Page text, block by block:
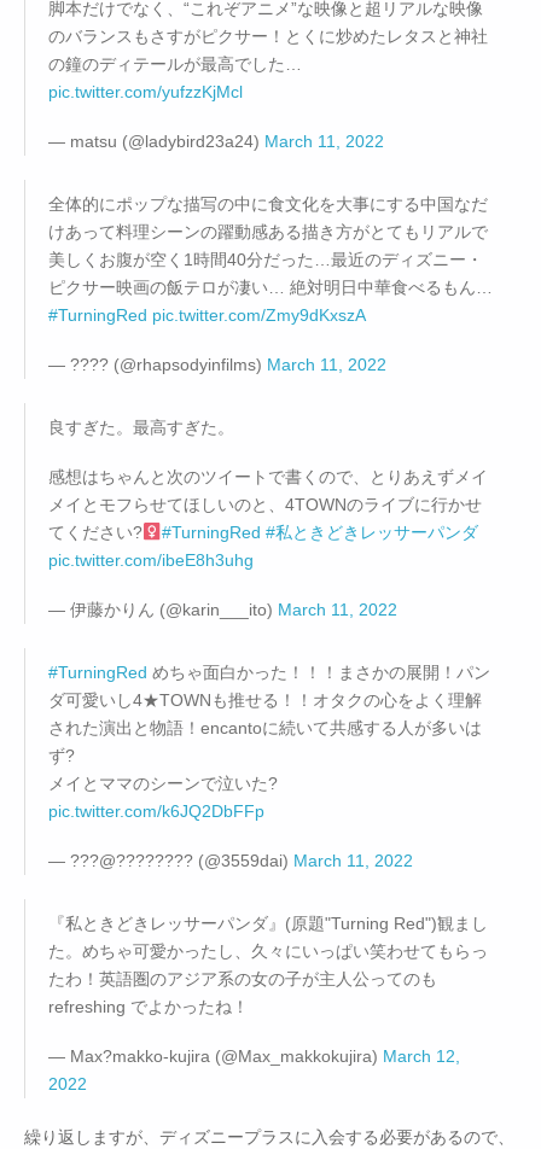
脚本だけでなく、“これぞアニメ”な映像と超リアルな映像
のバランスもさすがピクサー！とくに炒めたレタスと神社
の鐘のディテールが最高でした…
pic.twitter.com/yufzzKjMcl
— matsu (@ladybird23a24) March 11, 2022
全体的にポップな描写の中に食文化を大事にする中国なだ
けあって料理シーンの躍動感ある描き方がとてもリアルで
美しくお腹が空く1時間40分だった…最近のディズニー・
ピクサー映画の飯テロが凄い… 絶対明日中華食べるもん…
#TurningRed pic.twitter.com/Zmy9dKxszA
— ???? (@rhapsodyinfilms) March 11, 2022
良すぎた。最高すぎた。
感想はちゃんと次のツイートで書くので、とりあえずメイ
メイとモフらせてほしいのと、4TOWNのライブに行かせ
てください?‍
#TurningRed #私ときどきレッサーパンダ
pic.twitter.com/ibeE8h3uhg
— 伊藤かりん (@karin___ito) March 11, 2022
#TurningRed めちゃ面白かった！！！まさかの展開！パン
ダ可愛いし4★TOWNも推せる！！オタクの心をよく理解
された演出と物語！encantoに続いて共感する人が多いは
ず?
メイとママのシーンで泣いた?
pic.twitter.com/k6JQ2DbFFp
— ???@???????? (@3559dai) March 11, 2022
『私ときどきレッサーパンダ』(原題"Turning Red")観まし
た。めちゃ可愛かったし、久々にいっぱい笑わせてもらっ
たわ！英語圏のアジア系の女の子が主人公ってのも
refreshing でよかったね！
— Max?makko-kujira (@Max_makkokujira) March 12,
2022
繰り返しますが、ディズニープラスに入会する必要があるので、